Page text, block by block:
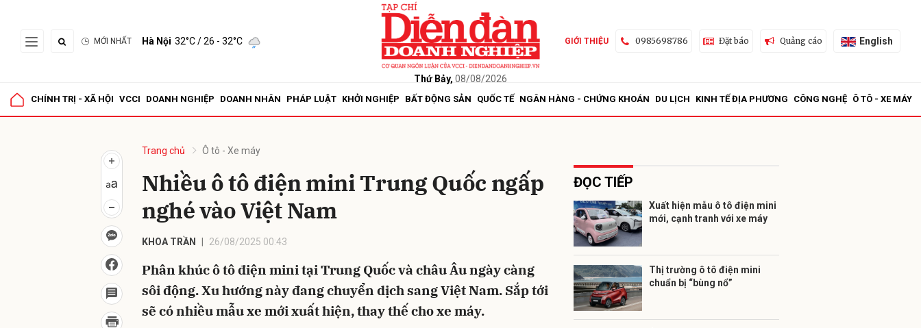
MỚI NHẤT Hà Nội 32°C/ 26 - 32°C
Thứ Bảy, 08/08/2026
GIỚI THIỆU 0985698786 Đặt báo Quảng cáo English
CHÍNH TRỊ - XÃ HỘI VCCI DOANH NGHIỆP DOANH NHÂN PHÁP LUẬT KHỞI NGHIỆP BẤT ĐỘNG SẢN QUỐC TẾ NGÂN HÀNG - CHỨNG KHOÁN DU LỊCH KINH TẾ ĐỊA PHƯƠNG CÔNG NGHỆ Ô TÔ - XE MÁY
Trang chủ Ô tô - Xe máy
Nhiều ô tô điện mini Trung Quốc ngấp
nghé vào Việt Nam
KHOA TRẦN 26/08/2025 00:43
Phân khúc ô tô điện mini tại Trung Quốc và châu Âu ngày càng
sôi động. Xu hướng này đang chuyển dịch sang Việt Nam. Sắp tới
sẽ có nhiều mẫu xe mới xuất hiện, thay thế cho xe máy.
ĐỌC TIẾP
Xuất hiện mẫu ô tô điện mini
mới, cạnh tranh với xe máy
Thị trường ô tô điện mini
chuẩn bị “bùng nổ”
Gửi